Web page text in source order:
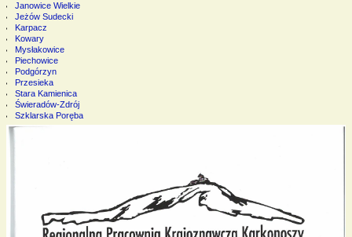
Janowice Wielkie
Jeżów Sudecki
Karpacz
Kowary
Mysłakowice
Piechowice
Podgórzyn
Przesieka
Stara Kamienica
Świeradów-Zdrój
Szklarska Poręba